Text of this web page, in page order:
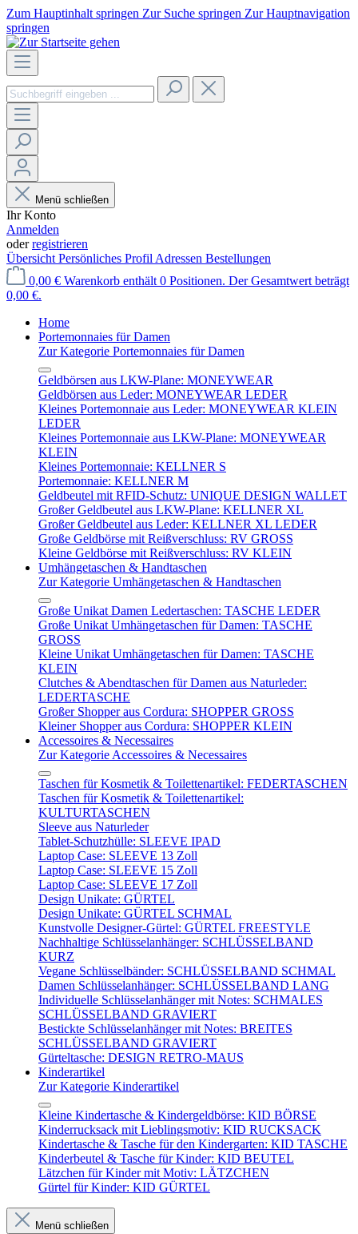
Zum Hauptinhalt springen Zur Suche springen Zur Hauptnavigation
springen
Menü schließen
Ihr Konto
Anmelden
oderregistrieren
Übersicht Persönliches Profil Adressen Bestellungen
0,00 € Warenkorb enthält 0 Positionen. Der Gesamtwert beträgt
0,00 €.
Home
Portemonnaies für Damen
Zur Kategorie Portemonnaies für Damen
Geldbörsen aus LKW-Plane: MONEYWEAR
Geldbörsen aus Leder: MONEYWEAR LEDER
Kleines Portemonnaie aus Leder: MONEYWEAR KLEIN
LEDER
Kleines Portemonnaie aus LKW-Plane: MONEYWEAR
KLEIN
Kleines Portemonnaie: KELLNER S
Portemonnaie: KELLNER M
Geldbeutel mit RFID-Schutz: UNIQUE DESIGN WALLET
Großer Geldbeutel aus LKW-Plane: KELLNER XL
Großer Geldbeutel aus Leder: KELLNER XL LEDER
Große Geldbörse mit Reißverschluss: RV GROSS
Kleine Geldbörse mit Reißverschluss: RV KLEIN
Umhängetaschen & Handtaschen
Zur Kategorie Umhängetaschen & Handtaschen
Große Unikat Damen Ledertaschen: TASCHE LEDER
Große Unikat Umhängetaschen für Damen: TASCHE
GROSS
Kleine Unikat Umhängetaschen für Damen: TASCHE
KLEIN
Clutches & Abendtaschen für Damen aus Naturleder:
LEDERTASCHE
Großer Shopper aus Cordura: SHOPPER GROSS
Kleiner Shopper aus Cordura: SHOPPER KLEIN
Accessoires & Necessaires
Zur Kategorie Accessoires & Necessaires
Taschen für Kosmetik & Toilettenartikel: FEDERTASCHEN
Taschen für Kosmetik & Toilettenartikel:
KULTURTASCHEN
Sleeve aus Naturleder
Tablet-Schutzhülle: SLEEVE IPAD
Laptop Case: SLEEVE 13 Zoll
Laptop Case: SLEEVE 15 Zoll
Laptop Case: SLEEVE 17 Zoll
Design Unikate: GÜRTEL
Design Unikate: GÜRTEL SCHMAL
Kunstvolle Designer-Gürtel: GÜRTEL FREESTYLE
Nachhaltige Schlüsselanhänger: SCHLÜSSELBAND
KURZ
Vegane Schlüsselbänder: SCHLÜSSELBAND SCHMAL
Damen Schlüsselanhänger: SCHLÜSSELBAND LANG
Individuelle Schlüsselanhänger mit Notes: SCHMALES
SCHLÜSSELBAND GRAVIERT
Bestickte Schlüsselanhänger mit Notes: BREITES
SCHLÜSSELBAND GRAVIERT
Gürteltasche: DESIGN RETRO-MAUS
Kinderartikel
Zur Kategorie Kinderartikel
Kleine Kindertasche & Kindergeldbörse: KID BÖRSE
Kinderrucksack mit Lieblingsmotiv: KID RUCKSACK
Kindertasche & Tasche für den Kindergarten: KID TASCHE
Kinderbeutel & Tasche für Kinder: KID BEUTEL
Lätzchen für Kinder mit Motiv: LÄTZCHEN
Gürtel für Kinder: KID GÜRTEL
Menü schließen